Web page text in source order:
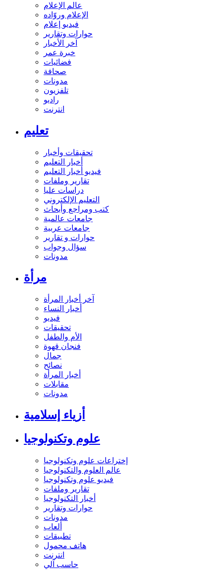
عالم الإعلام
الإعلام وروّاده
فيديو إعلام
حوارات وتقارير
آخر الأخبار
خبرة عمر
فضائيات
صحافة
مدونات
تلفزيون
راديو
انترنت
تعليم
تحقيقات وأخبار
أخبار التعليم
فيديو أخبار التعليم
تقارير وملفات
دراسات عليا
التعليم الإلكتروني
كتب ومراجع وأبحاث
جامعات عالمية
جامعات عربية
حوارات و تقارير
سؤال وجواب
مدونات
مرأة
آخر أخبار المرأة
أخبار النساء
فيديو
تحقيقات
الأم والطفل
فنجان قهوة
جمال
نصائح
أخبار المرأة
مقابلات
مدونات
أزياء إسلامية
علوم وتكنولوجيا
إختراعات علوم وتكنولوجيا
عالم العلوم والتكنولوجيا
فيديو علوم وتكنولوجيا
تقارير وملفات
أخبار التكنولوجيا
حوارات وتقارير
مدونات
ألعاب
تطبيقات
هاتف محمول
انترنت
حاسب آلي